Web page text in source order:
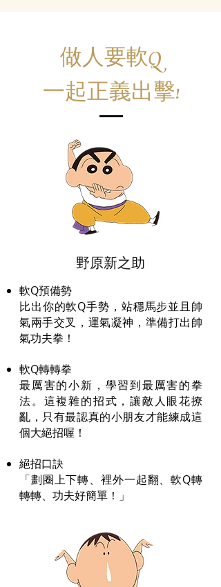
​做人要軟Q
​一起正義出擊!
野原新之助
軟Q預備勢
比出你的軟Q手勢，站穩馬步並且帥
氣兩手交叉，運氣凝神，準備打出帥
氣功夫拳！
軟Q轉轉拳
最厲害的小新，學習到最厲害的拳
法。這複雜的招式，讓敵人眼花撩
亂，只有最認真的小朋友才能練成這
個大絕招喔！
​絕招口訣
「劃圈上下轉、裡外一起翻、軟Q轉
轉轉、功夫好簡單！」